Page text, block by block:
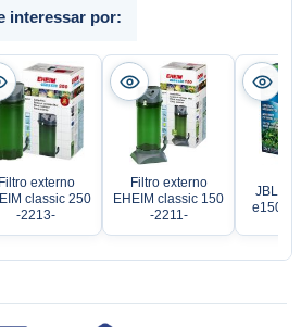
interessar por:
Filtro externo
classic 250
-2213-
Filtro externo
EHEIM classic 150
-2211-
JBL
e1502